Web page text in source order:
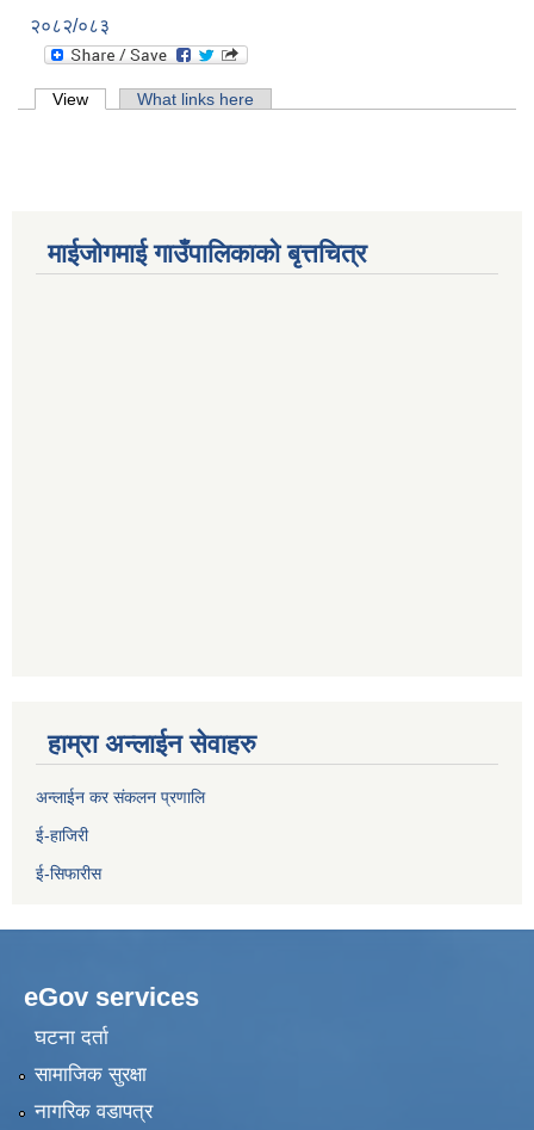
२०८२/०८३
Primary tabs
View (active tab)What links here
माईजोगमाई गाउँपालिकाको बृत्तचित्र
हाम्रा अन्लाईन सेवाहरु
अन्लाईन कर संकलन प्रणालि
ई-हाजिरी
ई-सिफारीस
eGov services
घटना दर्ता
सामाजिक सुरक्षा
नागरिक वडापत्र